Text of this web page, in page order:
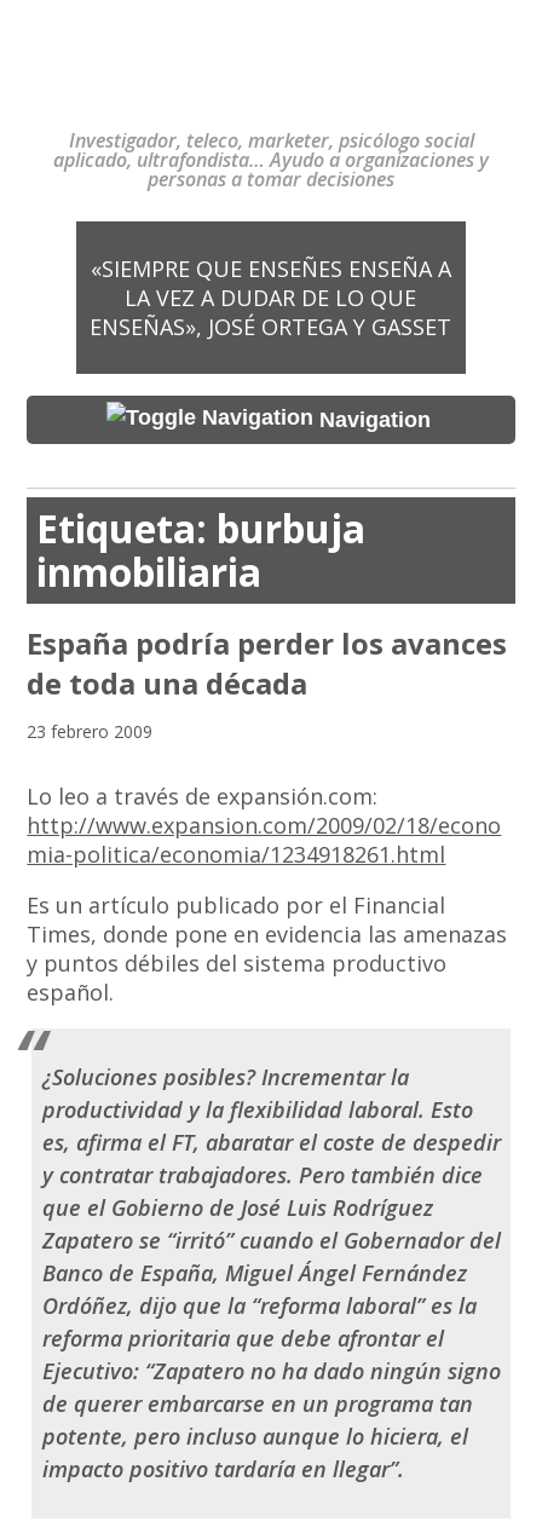
Investigador, teleco, marketer, psicólogo social
aplicado, ultrafondista… Ayudo a organizaciones y
personas a tomar decisiones
«SIEMPRE QUE ENSEÑES ENSEÑA A
LA VEZ A DUDAR DE LO QUE
ENSEÑAS», JOSÉ ORTEGA Y GASSET
Navigation
Etiqueta: burbuja
inmobiliaria
España podría perder los avances
de toda una década
23 febrero 2009
Lo leo a través de expansión.com:
http://www.expansion.com/2009/02/18/econo
mia-politica/economia/1234918261.html
Es un artículo publicado por el Financial
Times, donde pone en evidencia las amenazas
y puntos débiles del sistema productivo
español.
¿Soluciones posibles? Incrementar la
productividad y la flexibilidad laboral. Esto
es, afirma el FT, abaratar el coste de despedir
y contratar trabajadores. Pero también dice
que el Gobierno de José Luis Rodríguez
Zapatero se “irritó” cuando el Gobernador del
Banco de España, Miguel Ángel Fernández
Ordóñez, dijo que la “reforma laboral” es la
reforma prioritaria que debe afrontar el
Ejecutivo: “Zapatero no ha dado ningún signo
de querer embarcarse en un programa tan
potente, pero incluso aunque lo hiciera, el
impacto positivo tardaría en llegar”.